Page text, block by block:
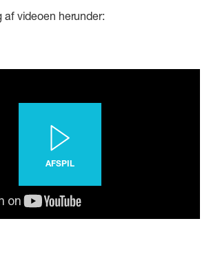
af videoen herunder:
AFSPIL